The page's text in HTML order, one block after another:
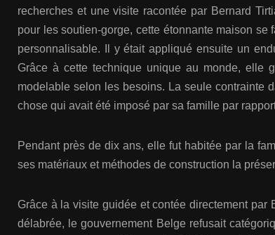
recherches et une visite racontée par Bernard
pour les soutien-gorge, cette étonnante maison
personnalisable. Il y était appliqué ensuite un
Grâce à cette technique unique au monde, elle
modelable selon les besoins. La seule contrainte
chose qui avait été imposé par sa famille par
Pendant près de dix ans, elle fut habitée par la
ses matériaux et méthodes de construction la
Grâce à la visite guidée et contée directement
délabrée, le gouvernement Belge refusait